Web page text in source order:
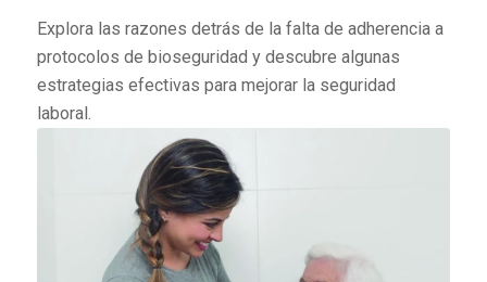
Explora las razones detrás de la falta de adherencia a
protocolos de bioseguridad y descubre algunas
estrategias efectivas para mejorar la seguridad
laboral.